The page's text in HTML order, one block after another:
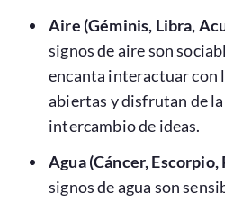
Aire (Géminis, Libra,
signos de aire son
encanta interactuar con
abiertas y disfrutan de
intercambio de ideas.
Agua (Cáncer, Escorpio,
signos de agua son